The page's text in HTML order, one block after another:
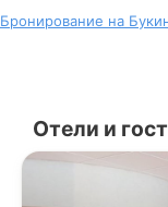
Бронирование на
Отели и